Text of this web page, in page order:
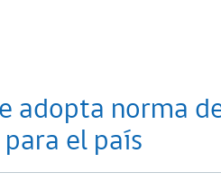
adopta norma
el país